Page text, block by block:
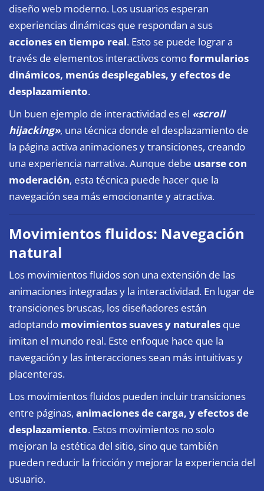
diseño web moderno. Los usuarios esperan
experiencias dinámicas que respondan a sus
acciones en tiempo real. Esto se puede lograr a
través de elementos interactivos comoformularios
dinámicos, menús desplegables, y efectos de
desplazamiento.
Un buen ejemplo de interactividad es el «scroll
hijacking», una técnica donde el desplazamiento de
la página activa animaciones y transiciones, creando
una experiencia narrativa. Aunque debe usarse con
moderación, esta técnica puede hacer que la
navegación sea más emocionante y atractiva.
Movimientos fluidos: Navegación
natural
Los movimientos fluidos son una extensión de las
animaciones integradas y la interactividad. En lugar de
transiciones bruscas, los diseñadores están
adoptando movimientos suaves y naturales que
imitan el mundo real. Este enfoque hace que la
navegación y las interacciones sean más intuitivas y
placenteras.
Los movimientos fluidos pueden incluir transiciones
entre páginas, animaciones de carga, y efectos de
desplazamiento. Estos movimientos no solo
mejoran la estética del sitio, sino que también
pueden reducir la fricción y mejorar la experiencia del
usuario.